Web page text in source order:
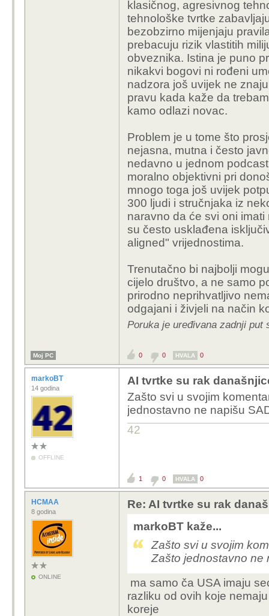
klasičnog, agresivnog
tehnološke tvrtke
bezobzirno mijenjaju
prebacuju rizik vlastitih
obveznika. Istina je puno
nikakvi bogovi ni rođeni
nadzora još uvijek ne
pravu kada kaže da
kamo odlazi novac.
Problem je u tome što
nejasna, mutna i često
nedavno u jednom
moralno objektivni pri
mnogo toga još uvijek
300 ljudi i stručnjaka iz
naravno da će svi oni
su često usklađena
aligned" vrijednostima.
Trenutačno bi najbolji
cijelo društvo, a ne samo
prirodno neprihvatljivo
odgajani i živjeli na način
Poruka je uređivana zadnji put
Moj PC 0 0 HVALA 0
markoBT
14 godina
OFFLINE
AI tvrtke su rak
Zašto svi u svojim
jednostavno ne napišu
42
1 0 HVALA 0
HCMAA
8 godina
ONLINE
Re: AI tvrtke su rak
markoBT kaže...
Zašto svi u svojim
Zašto jednostavno ne
ma samo ča USA imaju
razliku od ovih koje
koreje